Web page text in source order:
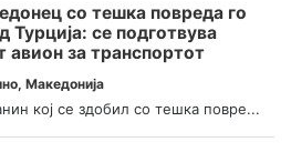
со тешка повреда го
Турција: се подготвува
авион за транспортот
, Македонија
кој се здобил со тешка повре...